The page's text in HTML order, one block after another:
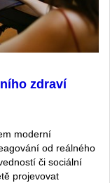
zdraví
moderní
od reálného
či sociální
projevovat